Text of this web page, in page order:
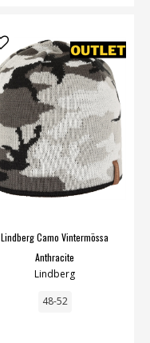
Lindberg Camo Vintermössa
Anthracite
Lindberg
48-52